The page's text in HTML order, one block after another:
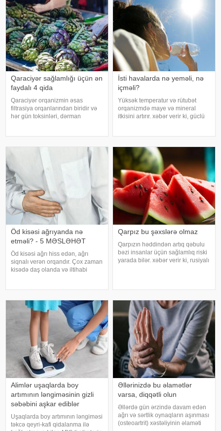
sahib olduğu, ətrafındak
dəyişiklikləri, quru hava və
baxımsız kondisionerlərd
Qaraciyər sağlamlığı üçün ən
faydalı 4 qida
Qaraciyər orqanizmin əsas
filtrasiya orqanlarından biridir və
hər gün toksinləri, dərman
federal ekspert onkologiya
İsti havalarda nə yeməli, nə
içməli?
Yüksək temperatur və rütubət
orqanizmdə maye və mineral
itkisini artırır. xəbər verir ki, güclü
ürəkbulanma kimi hallara səbəb
Öd kisəsi ağrıyanda nə
etməli? - 5 MƏSLƏHƏT
Öd kisəsi ağrı hiss edən, ağrı
siqnalı verən orqandır. Çox zaman
kisədə daş olanda və iltihabi
bu zaman hətta ağrıkəsic
Qarpız bu şəxslərə olmaz
Qarpızın həddindən artıq qəbulu
bəzi insanlar üçün sağlamlıq riski
yarada bilər. xəbər verir ki, rusiyalı
Alimlər uşaqlarda boy
artımının ləngiməsinin gizli
səbəbini aşkar ediblər
Uşaqlarda boy artımının ləngiməsi
təkcə qeyri-kafi qidalanma ilə
Əllərinizdə bu əlamətlər
varsa, diqqətli olun
Əllərdə gün ərzində davam edən
ağrı və sərtlik oynaqların aşınması
(osteoartrit) xəstəliyinin əlaməti